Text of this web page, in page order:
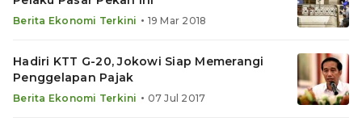
Berita Ekonomi Terkini • 19 Mar 2018
Hadiri KTT G-20, Jokowi Siap Memerangi
Penggelapan Pajak
Berita Ekonomi Terkini • 07 Jul 2017